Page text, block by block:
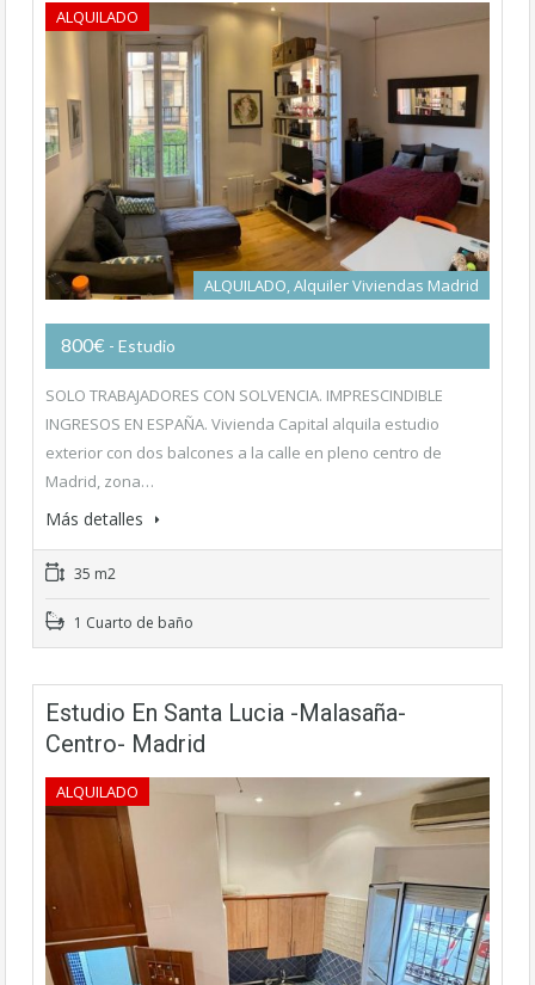
ALQUILADO
ALQUILADO, Alquiler Viviendas Madrid
800€ - Estudio
SOLO TRABAJADORES CON SOLVENCIA. IMPRESCINDIBLE
INGRESOS EN ESPAÑA. Vivienda Capital alquila estudio
exterior con dos balcones a la calle en pleno centro de
Madrid, zona…
Más detalles
35 m2
1 Cuarto de baño
Estudio En Santa Lucia -Malasaña-
Centro- Madrid
ALQUILADO